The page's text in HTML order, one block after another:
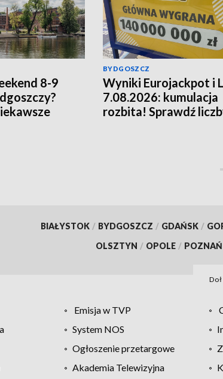
8-9
BYDGOSZCZ
Wyniki Eurojackpot i
7.08.2026: kumulacja
rozbita! Sprawdź
BIAŁYSTOK / BYDGOSZCZ / GDAŃSK /
OLSZTYN / OPOLE / POZNAŃ
Emisja w TVP
System NOS
Ogłoszenie przetargowe
Akademia Telewizyjna